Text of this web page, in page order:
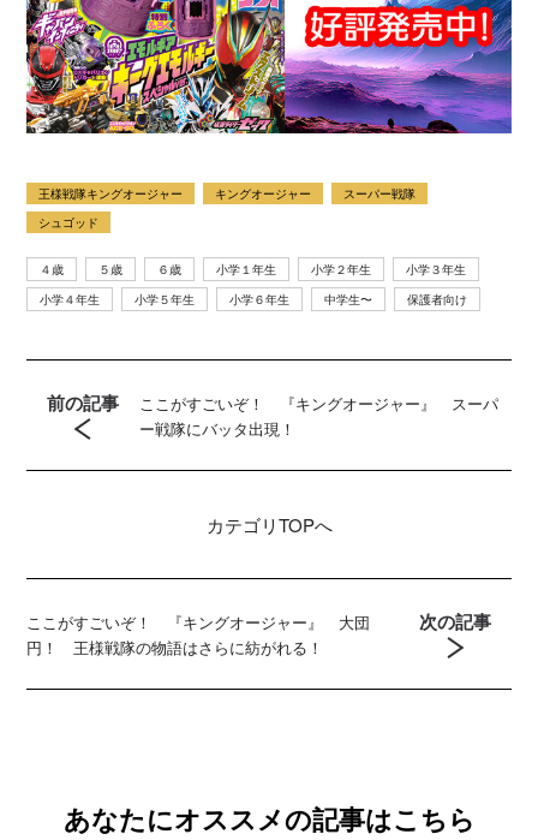
王様戦隊キングオージャー キングオージャー
スーパー戦隊
シュゴッド
４歳 ５歳 ６歳 小学１年生 小学２年生
小学３年生
小学４年生
小学５年生 小学６年生 中学生〜 保護者向け
前の記事
ここがすごいぞ！ 『キングオージャー』 スーパ
ー戦隊にバッタ出現！
カテゴリTOPへ
ここがすごいぞ！ 『キングオージャー』 大団
円！ 王様戦隊の物語はさらに紡がれる！
次の記事
あなたにオススメの記事はこちら